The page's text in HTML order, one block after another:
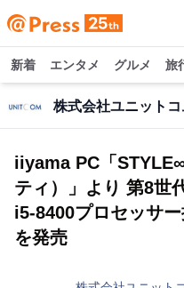
新着 エンタメ グルメ 旅
株式会社ユニットコ
iiyama PC「
ティ）」より 第8世
i5-8400プロセッサ
を発売